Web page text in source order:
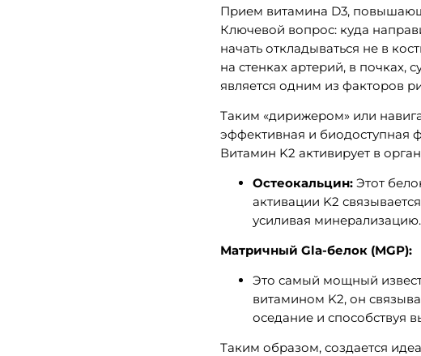
Прием витамина D3,
Ключевой вопрос: куда
начать откладываться не в
на стенках артерий, в почках,
является одним из факторов
Таким «дирижером» или
эффективная и биодоступная
Витамин K2 активирует в
Остеокальцин: Этот
активации K2
усиливая минерализацию.
Матричный Gla-белок (MGP):
Это самый мощный
витамином K2, он
оседание и способствуя
Таким образом, создается